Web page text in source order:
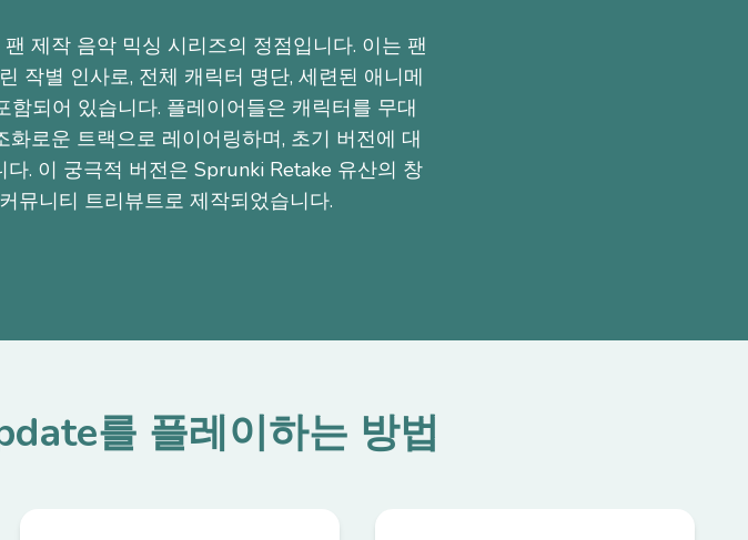
제작 음악 믹싱 시리즈의 정점입니다. 이는 팬
작별 인사로, 전체 캐릭터 명단, 세련된 애니메
되어 있습니다. 플레이어들은 캐릭터를 무대
로운 트랙으로 레이어링하며, 초기 버전에 대
. 이 궁극적 버전은 Sprunki Retake 유산의 창
뮤니티 트리뷰트로 제작되었습니다.
를 플레이하는 방법